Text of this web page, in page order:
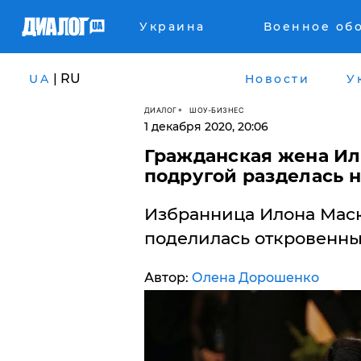
Украина Военное
UA | RU Новости
ДИАЛОГ ШОУ-БИЗНЕС
1 декабря 2020, 20:06
Гражданская жена
подругой разделась
Избранница Илона
поделилась
Автор: Олена Дорошенко